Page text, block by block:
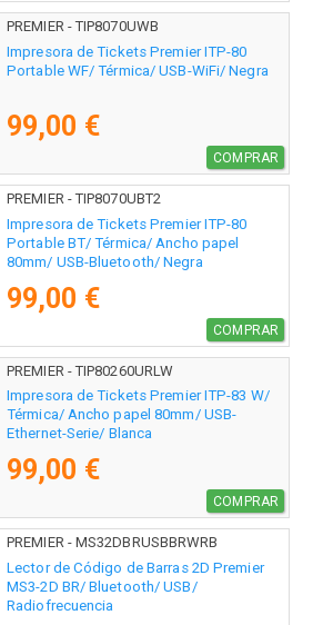
PREMIER - TIP8070UWB
Impresora de Tickets Premier ITP-80
Portable WF/ Térmica/ USB-WiFi/ Negra
99,00 €
COMPRAR
PREMIER - TIP8070UBT2
Impresora de Tickets Premier ITP-80
Portable BT/ Térmica/ Ancho papel
80mm/ USB-Bluetooth/ Negra
99,00 €
COMPRAR
PREMIER - TIP80260URLW
Impresora de Tickets Premier ITP-83 W/
Térmica/ Ancho papel 80mm/ USB-
Ethernet-Serie/ Blanca
99,00 €
COMPRAR
PREMIER - MS32DBRUSBBRWRB
Lector de Código de Barras 2D Premier
MS3-2D BR/ Bluetooth/ USB/
Radiofrecuencia